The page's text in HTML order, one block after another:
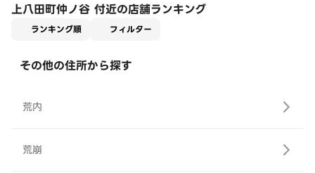
上八田町仲ノ谷 付近の店舗ランキング
ランキング順 フィルター
その他の住所から探す
荒内
荒崩